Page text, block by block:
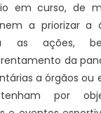
em curso, de
a priorizar a
as ações,
da
a órgãos ou
por